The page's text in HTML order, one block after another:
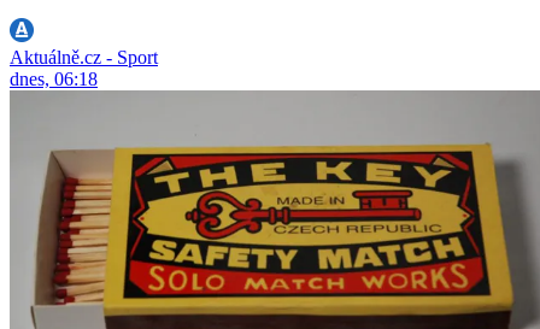
Aktuálně.cz - Sport
dnes, 06:18